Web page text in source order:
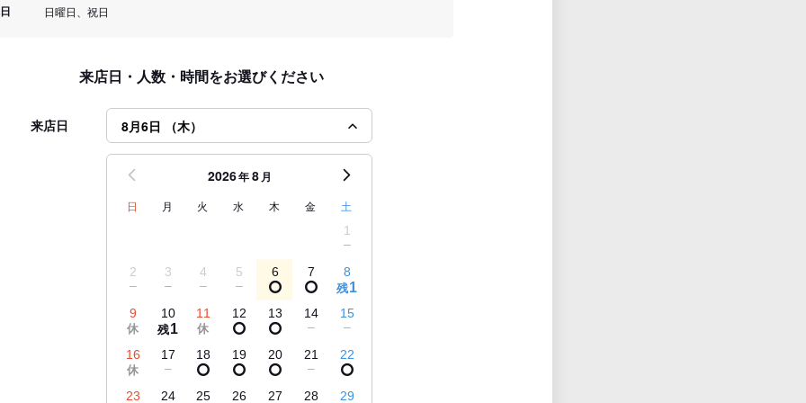
日曜日、祝日
来店日・人数・時間をお選びください
来店日 8月6日 （木）
2026年8月
日 月 火 水 木 金 土
1
2 3 4 5 6 7 8
残1
9 10
残1
11 12 13 14 15
16 17 18 19 20 21 22
23 24 25 26 27 28 29